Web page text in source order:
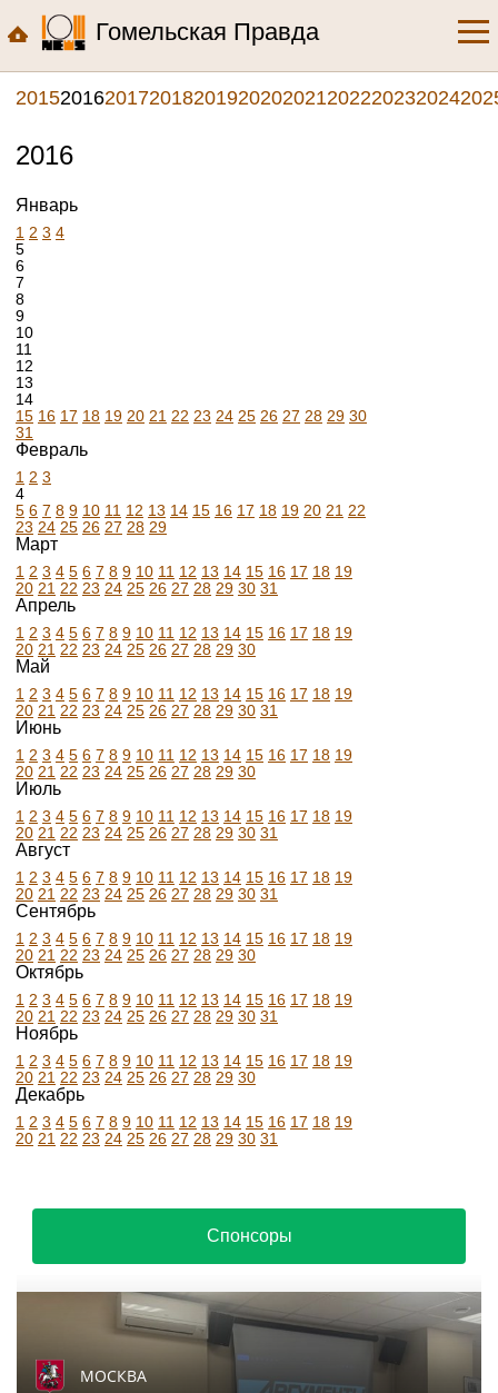
Гомельская Правда
2015201620172018201920202021202220232024
2016
Январь
1 2 3 4
5
6
7
8
9
10
11
12
13
14
15 16 17 18 19 20 21 22 23 24 25 26 27 28 29 30
31
Февраль
1 2 3
4
5 6 7 8 9 10 11 12 13 14 15 16 17 18 19 20 21 22
23 24 25 26 27 28 29
Март
1 2 3 4 5 6 7 8 9 10 11 12 13 14 15 16 17 18 19
20 21 22 23 24 25 26 27 28 29 30 31
Апрель
1 2 3 4 5 6 7 8 9 10 11 12 13 14 15 16 17 18 19
20 21 22 23 24 25 26 27 28 29 30
Май
1 2 3 4 5 6 7 8 9 10 11 12 13 14 15 16 17 18 19
20 21 22 23 24 25 26 27 28 29 30 31
Июнь
1 2 3 4 5 6 7 8 9 10 11 12 13 14 15 16 17 18 19
20 21 22 23 24 25 26 27 28 29 30
Июль
1 2 3 4 5 6 7 8 9 10 11 12 13 14 15 16 17 18 19
20 21 22 23 24 25 26 27 28 29 30 31
Август
1 2 3 4 5 6 7 8 9 10 11 12 13 14 15 16 17 18 19
20 21 22 23 24 25 26 27 28 29 30 31
Сентябрь
1 2 3 4 5 6 7 8 9 10 11 12 13 14 15 16 17 18 19
20 21 22 23 24 25 26 27 28 29 30
Октябрь
1 2 3 4 5 6 7 8 9 10 11 12 13 14 15 16 17 18 19
20 21 22 23 24 25 26 27 28 29 30 31
Ноябрь
1 2 3 4 5 6 7 8 9 10 11 12 13 14 15 16 17 18 19
20 21 22 23 24 25 26 27 28 29 30
Декабрь
1 2 3 4 5 6 7 8 9 10 11 12 13 14 15 16 17 18 19
20 21 22 23 24 25 26 27 28 29 30 31
Спонсоры
МОСКВА